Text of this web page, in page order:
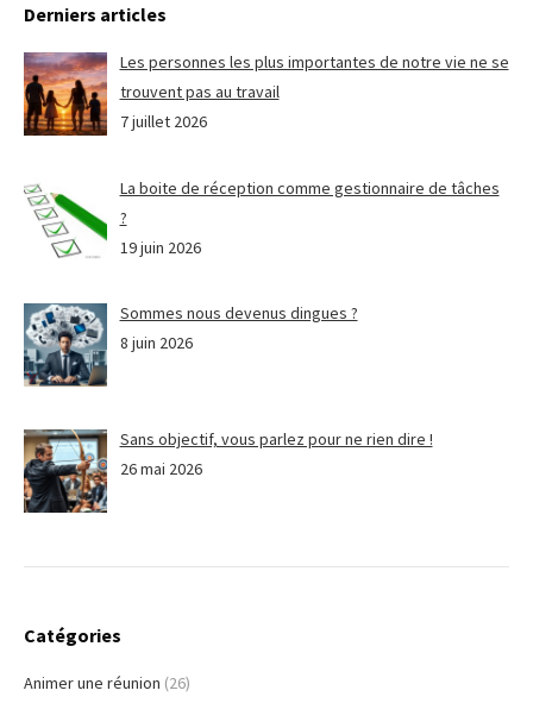
Derniers articles
Les personnes les plus importantes de notre vie ne se
trouvent pas au travail
7 juillet 2026
La boite de réception comme gestionnaire de tâches
?
19 juin 2026
Sommes nous devenus dingues ?
8 juin 2026
Sans objectif, vous parlez pour ne rien dire !
26 mai 2026
Catégories
Animer une réunion (26)